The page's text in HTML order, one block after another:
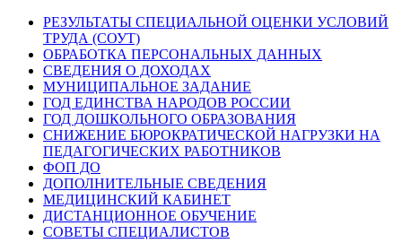
РЕЗУЛЬТАТЫ СПЕЦИАЛЬНОЙ ОЦЕНКИ УСЛОВИЙ
ТРУДА (СОУТ)
ОБРАБОТКА ПЕРСОНАЛЬНЫХ ДАННЫХ
СВЕДЕНИЯ О ДОХОДАХ
МУНИЦИПАЛЬНОЕ ЗАДАНИЕ
ГОД ЕДИНСТВА НАРОДОВ РОССИИ
ГОД ДОШКОЛЬНОГО ОБРАЗОВАНИЯ
СНИЖЕНИЕ БЮРОКРАТИЧЕСКОЙ НАГРУЗКИ НА
ПЕДАГОГИЧЕСКИХ РАБОТНИКОВ
ФОП ДО
ДОПОЛНИТЕЛЬНЫЕ СВЕДЕНИЯ
МЕДИЦИНСКИЙ КАБИНЕТ
ДИСТАНЦИОННОЕ ОБУЧЕНИЕ
СОВЕТЫ СПЕЦИАЛИСТОВ